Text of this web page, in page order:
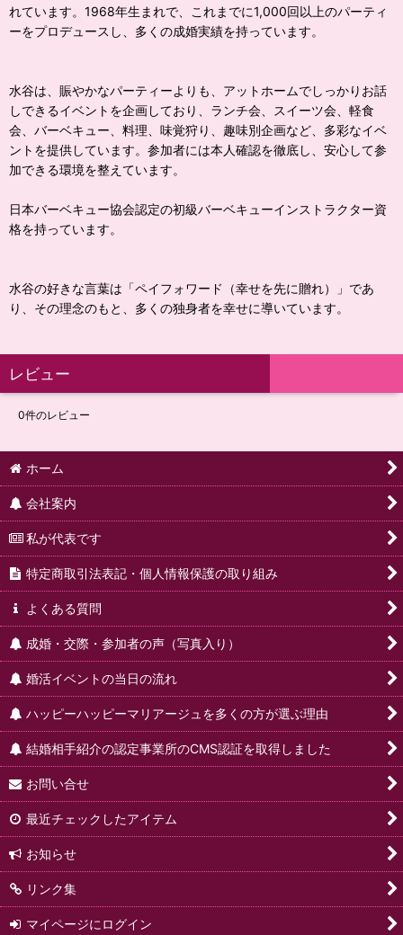
れています。1968年生まれで、これまでに1,000回以上のパーティ
ーをプロデュースし、多くの成婚実績を持っています。
水谷は、賑やかなパーティーよりも、アットホームでしっかりお話
しできるイベントを企画しており、ランチ会、スイーツ会、軽食
会、バーベキュー、料理、味覚狩り、趣味別企画など、多彩なイベ
ントを提供しています。参加者には本人確認を徹底し、安心して参
加できる環境を整えています。
日本バーベキュー協会認定の初級バーベキューインストラクター資
格を持っています。
水谷の好きな言葉は「ペイフォワード（幸せを先に贈れ）」であ
り、その理念のもと、多くの独身者を幸せに導いています。
レビュー
0件のレビュー
ホーム
会社案内
私が代表です
特定商取引法表記・個人情報保護の取り組み
よくある質問
成婚・交際・参加者の声（写真入り）
婚活イベントの当日の流れ
ハッピーハッピーマリアージュを多くの方が選ぶ理由
結婚相手紹介の認定事業所のCMS認証を取得しました
お問い合せ
最近チェックしたアイテム
お知らせ
リンク集
マイページにログイン